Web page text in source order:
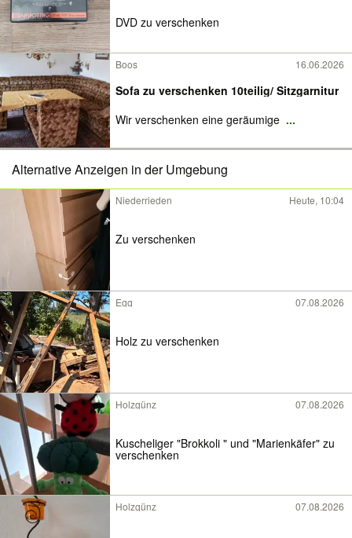
DVD zu verschenken
Boos 16.06.2026
Sofa zu verschenken 10teilig/ Sitzgarnitur
Wir verschenken eine geräumige ...
Alternative Anzeigen in der Umgebung
Niederrieden Heute, 10:04
Zu verschenken
Egg 07.08.2026
Holz zu verschenken
Holzgünz 07.08.2026
Kuscheliger "Brokkoli " und "Marienkäfer" zu
verschenken
Holzgünz 07.08.2026